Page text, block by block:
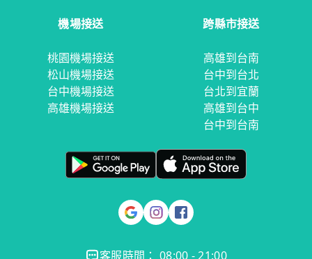
機場接送
桃園機場接送
松山機場接送
台中機場接送
高雄機場接送
跨縣市接送
高雄到台南
台中到台北
台北到宜蘭
高雄到台中
台中到台南
客服時間： 08:00 - 21:00